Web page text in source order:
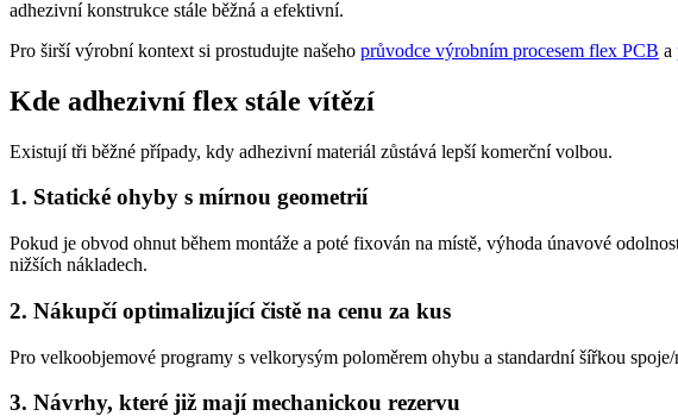
adhezivní konstrukce stále běžná a efektivní.
Pro širší výrobní kontext si prostudujte našeho průvodce výrobním procesem flex PCB a
Kde adhezivní flex stále vítězí
Existují tři běžné případy, kdy adhezivní materiál zůstává lepší komerční volbou.
1. Statické ohyby s mírnou geometrií
Pokud je obvod ohnut během montáže a poté fixován na místě, výhoda únavové
nižších nákladech.
2. Nákupčí optimalizující čistě na cenu za kus
Pro velkoobjemové programy s velkorysým poloměrem ohybu a standardní šířkou
3. Návrhy, které již mají mechanickou rezervu